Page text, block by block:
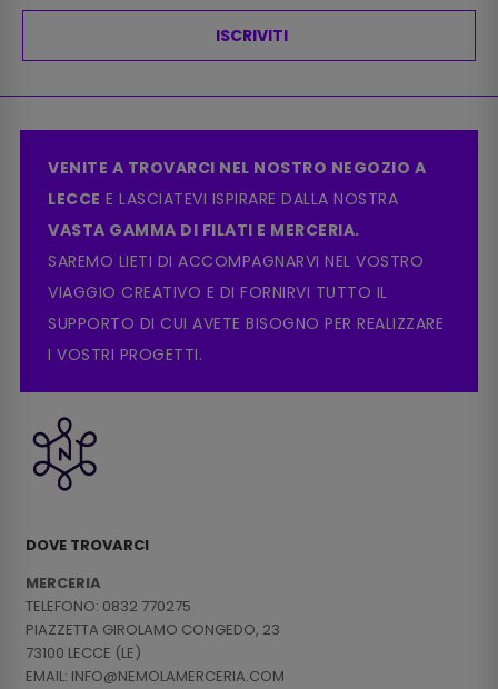
ISCRIVITI
VENITE A TROVARCI NEL NOSTRO NEGOZIO A
LECCE E LASCIATEVI ISPIRARE DALLA NOSTRA
VASTA GAMMA DI FILATI E MERCERIA.
SAREMO LIETI DI ACCOMPAGNARVI NEL VOSTRO
VIAGGIO CREATIVO E DI FORNIRVI TUTTO IL
SUPPORTO DI CUI AVETE BISOGNO PER REALIZZARE
I VOSTRI PROGETTI.
DOVE TROVARCI
MERCERIA
TELEFONO: 0832 770275
PIAZZETTA GIROLAMO CONGEDO, 23
73100 LECCE (LE)
EMAIL: INFO@NEMOLAMERCERIA.COM